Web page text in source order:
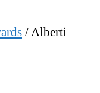
/ Alberti